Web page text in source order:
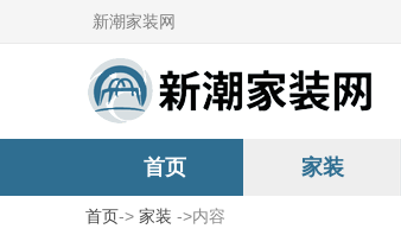
新潮家装网
首页 家装
首页-> 家装 ->内容